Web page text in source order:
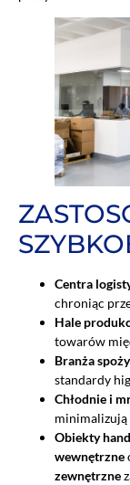
Centra
chroniąc
Hale
towarów
Branża
standardy
Chłodnie i
Obiekty
wewnętrzne
zewnętrzne